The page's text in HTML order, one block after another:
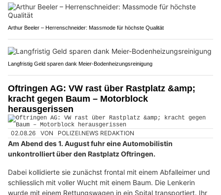
Arthur Beeler – Herrenschneider: Massmode für höchste Qualität
Langfristig Geld sparen dank Meier-Bodenheizungsreinigung
Oftringen AG: VW rast über Rastplatz &amp;
kracht gegen Baum – Motorblock
herausgerissen
02.08.26 VON POLIZEI.NEWS REDAKTION
Am Abend des 1. August fuhr eine Automobilistin
unkontrolliert über den Rastplatz Oftringen.
Dabei kollidierte sie zunächst frontal mit einem Abfalleimer und
schliesslich mit voller Wucht mit einem Baum. Die Lenkerin
wurde mit einem Rettungswagen in ein Spital transportiert. Ihr